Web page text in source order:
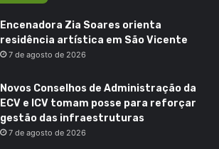
Encenadora Zia Soares orienta
residência artística em São Vicente
7 de agosto de 2026
Novos Conselhos de Administração da
ECV e ICV tomam posse para reforçar
gestão das infraestruturas
7 de agosto de 2026